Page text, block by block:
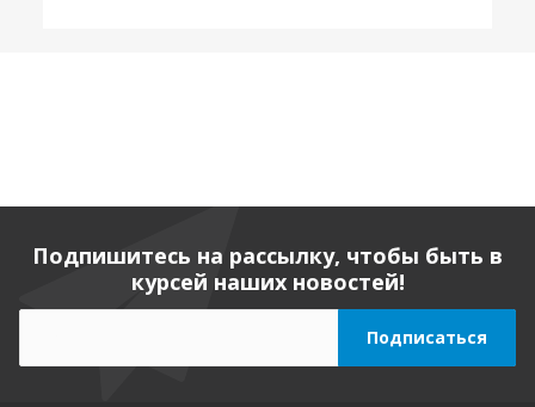
Подпишитесь на рассылку, чтобы быть в
курсей наших новостей!